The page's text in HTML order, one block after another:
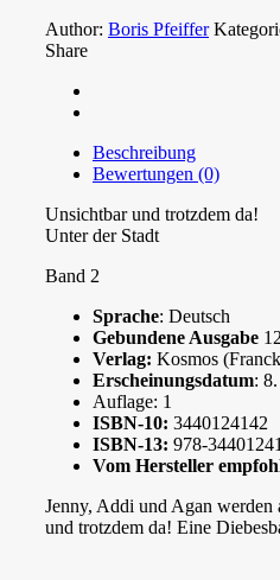
Author: Boris Pfeiffer
Share
Beschreibung
Bewertungen (0)
Unsichtbar und trotzdem da!
Unter der Stadt
Band 2
Sprache: Deutsch
Gebundene Ausgabe
Verlag: Kosmos
Erscheinungsdatum:
Auflage: 1
ISBN-10: 3440124142
ISBN-13: 978-
Vom Hersteller
Jenny, Addi und Agan werden
und trotzdem da! Eine